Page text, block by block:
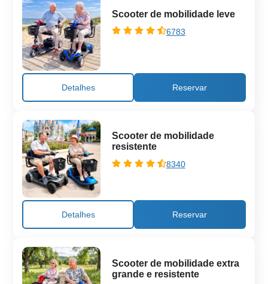
Scooter de mobilidade leve
6783
Detalhes
Scooter de mobilidade
resistente
8340
Detalhes
Scooter de mobilidade extra
grande e resistente